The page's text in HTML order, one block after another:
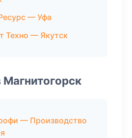
— Уфа
Техно — Якутск
— Производство